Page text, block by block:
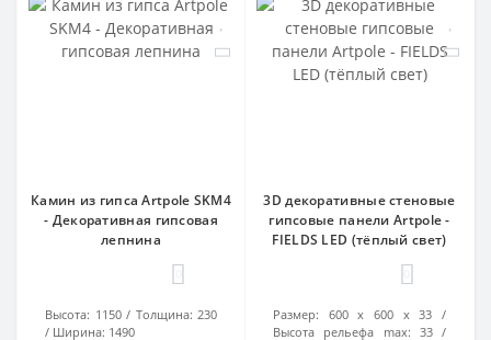
Камин из гипса Artpole SKM4
- Декоративная гипсовая
лепнина
Высота: 1150 Толщина: 230
Ширина: 1490
3D декоративные стеновые
гипсовые панели Artpole -
FIELDS LED (тёплый свет)
Размер:
600 х 600 х 33
Высота рельефа max: 33